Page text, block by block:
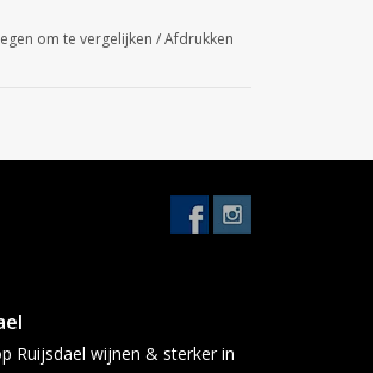
om te vergelijken /Afdrukken
Ruijsdael wijnen & sterker in